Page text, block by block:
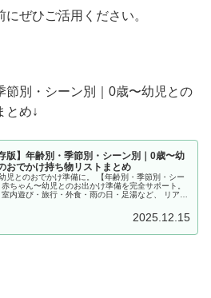
ぜひご活用ください。
別・シーン別｜0歳〜幼児との
とめ↓
存版】年齢別・季節別・シーン別｜0歳〜幼
おでかけ持ち物リストまとめ
児とのおでかけ準備に。 【年齢別・季節別・シー
赤ちゃん〜幼児とのお出かけ準備を完全サポート。
内遊び・旅行・外食・雨の日・足湯など、 リアル
2025.12.15